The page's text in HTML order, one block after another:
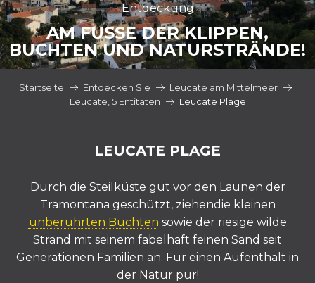
Entdeckung
AM FUSSE DER KLIPPEN, B
UCHTEN UND NATURSTRÄNDE!
Startseite Entdecken Sie
Leucate am Mittelmeer
Leucate, 5 Entitäten
Leucate Plage
LEUCATE PLAGE
Durch die Steilküste gut vor den Launen der
Tramontana geschützt,ziehendie kleinen
unberührten Buchten sowie der riesige wilde
Strand mit seinem fabelhaft feinen Sand seit
Generationen Familien an. Für einen Aufenthalt in
der Natur pur!